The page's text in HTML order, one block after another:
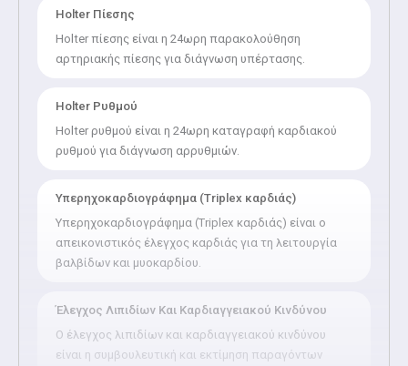
Holter Πίεσης
Holter πίεσης είναι η 24ωρη παρακολούθηση
αρτηριακής πίεσης για διάγνωση υπέρτασης.
Holter Ρυθμού
Holter ρυθμού είναι η 24ωρη καταγραφή καρδιακού
ρυθμού για διάγνωση αρρυθμιών.
Υπερηχοκαρδιογράφημα (Triplex καρδιάς)
Υπερηχοκαρδιογράφημα (Triplex καρδιάς) είναι ο
απεικονιστικός έλεγχος καρδιάς για τη λειτουργία
βαλβίδων και μυοκαρδίου.
Έλεγχος Λιπιδίων Και Καρδιαγγειακού Κινδύνου
Ο έλεγχος λιπιδίων και καρδιαγγειακού κινδύνου
είναι η συμβουλευτική και εκτίμηση παραγόντων